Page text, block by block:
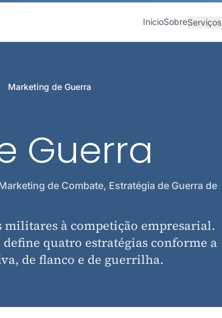
InícioSobreServiços
Marketing de Guerra
Guerra
de Combate, Estratégia de Guerra de
à competição empresarial.
quatro estratégias conforme a
de flanco e de guerrilha.